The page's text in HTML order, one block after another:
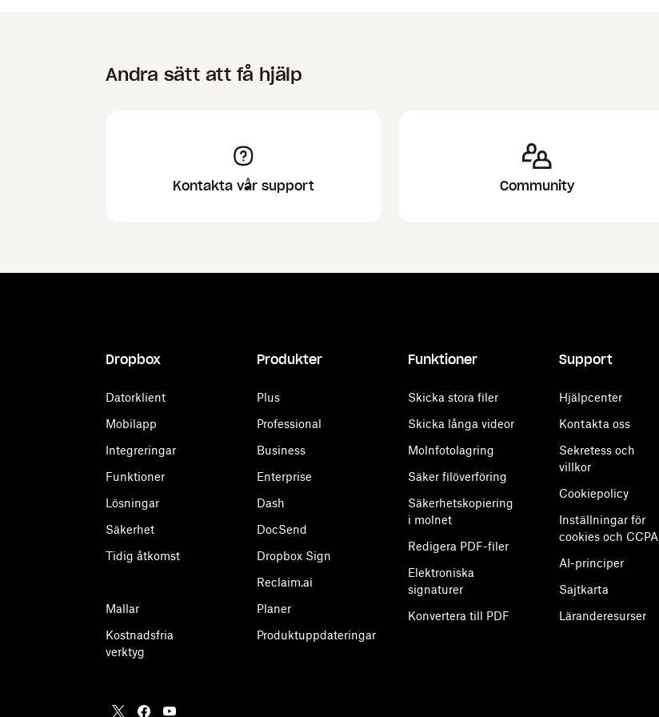
Andra sätt att få hjälp
Kontakta vår support Community
Dropbox
Datorklient
Mobilapp
Integreringar
Funktioner
Lösningar
Säkerhet
Tidig åtkomst
Mallar
Kostnadsfria
verktyg
Produkter
Plus
Professional
Business
Enterprise
Dash
DocSend
Dropbox Sign
Reclaim.ai
Planer
Produktuppdateringar
Funktioner
Skicka stora filer
Skicka långa videor
Molnfotolagring
Säker filöverföring
Säkerhetskopiering
i molnet
Redigera PDF-filer
Elektroniska
signaturer
Konvertera till PDF
Support
Hjälpcenter
Kontakta oss
Sekretess och
villkor
Cookiepolicy
Inställningar för
cookies och CCPA
AI-principer
Sajtkarta
Läranderesurser